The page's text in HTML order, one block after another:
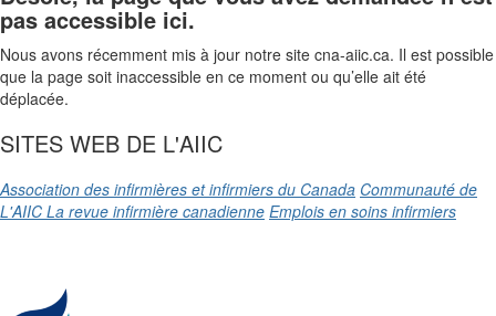
pas accessible ici.
Nous avons récemment mis à jour notre site cna-aiic.ca. Il est possible
que la page soit inaccessible en ce moment ou qu’elle ait été
déplacée.
SITES WEB DE L'AIIC
Association des infirmières et infirmiers du Canada Communauté de
L'AIIC La revue infirmière canadienne Emplois en soins infirmiers